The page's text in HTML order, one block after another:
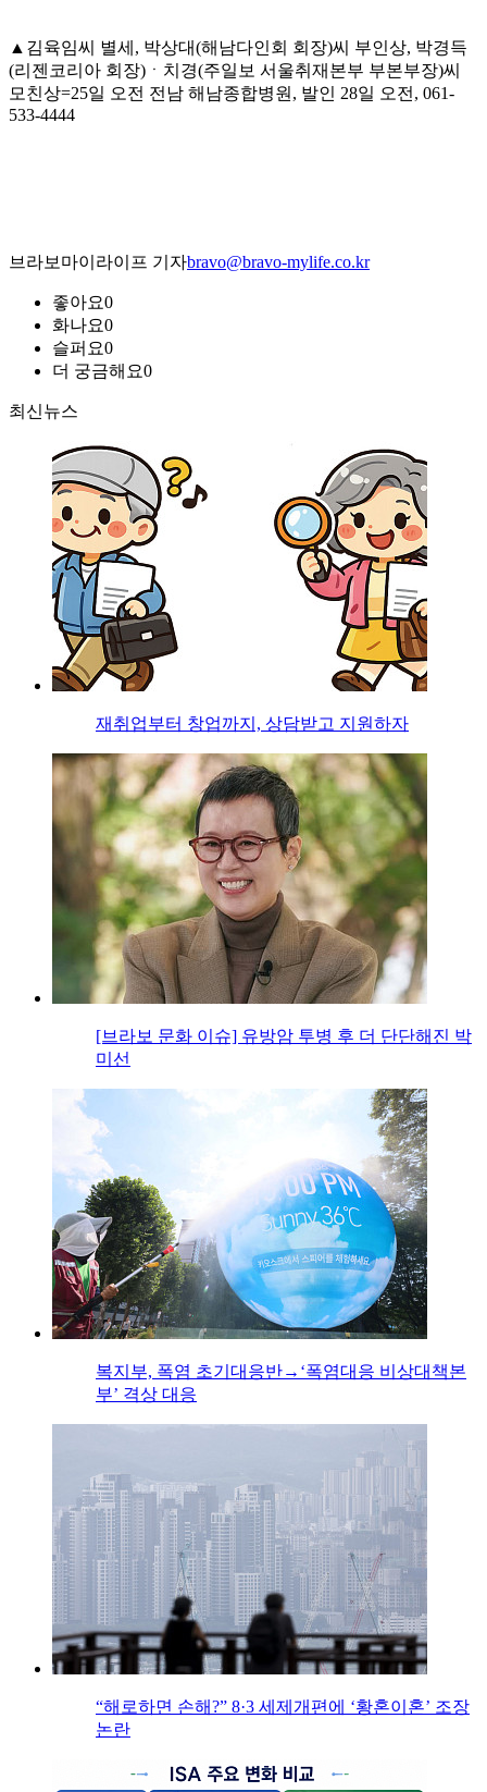
▲김육임씨 별세, 박상대(해남다인회 회장)씨 부인상, 박경득
(리젠코리아 회장)ㆍ치경(주일보 서울취재본부 부본부장)씨
모친상=25일 오전 전남 해남종합병원, 발인 28일 오전, 061-
533-4444
브라보마이라이프 기자bravo@bravo-mylife.co.kr
좋아요0
화나요0
슬퍼요0
더 궁금해요0
최신뉴스
재취업부터 창업까지, 상담받고 지원하자
[브라보 문화 이슈] 유방암 투병 후 더 단단해진 박
미선
복지부, 폭염 초기대응반→‘폭염대응 비상대책본
부’ 격상 대응
“해로하면 손해?” 8·3 세제개편에 ‘황혼이혼’ 조장
논란